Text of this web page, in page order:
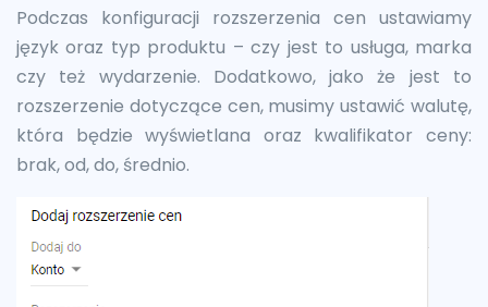
Podczas konfiguracji rozszerzenia cen ustawiamy
język oraz typ produktu – czy jest to usługa, marka
czy też wydarzenie. Dodatkowo, jako że jest to
rozszerzenie dotyczące cen, musimy ustawić walutę,
która będzie wyświetlana oraz kwalifikator ceny:
brak, od, do, średnio.